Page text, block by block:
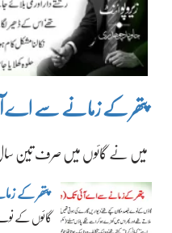
پتھر کے زمانے سے اے
میں نے گائوں میں صرف تین
پتھر کے
گائوں کے